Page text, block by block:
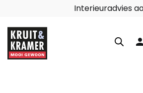
Interieuradvies